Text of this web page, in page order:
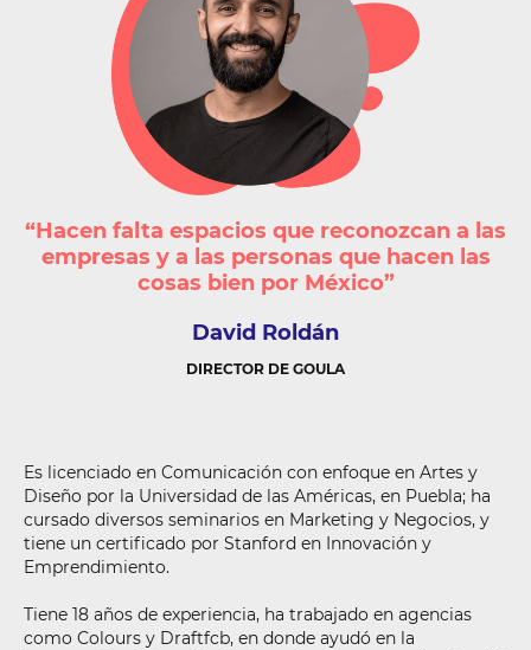
“Hacen falta espacios que reconozcan a las
empresas y a las personas que hacen las
cosas bien por México”
David Roldán
DIRECTOR DE GOULA
Es licenciado en Comunicación con enfoque en Artes y
Diseño por la Universidad de las Américas, en Puebla; ha
cursado diversos seminarios en Marketing y Negocios, y
tiene un certificado por Stanford en Innovación y
Emprendimiento.
Tiene 18 años de experiencia, ha trabajado en agencias
como Colours y Draftfcb, en donde ayudó en la